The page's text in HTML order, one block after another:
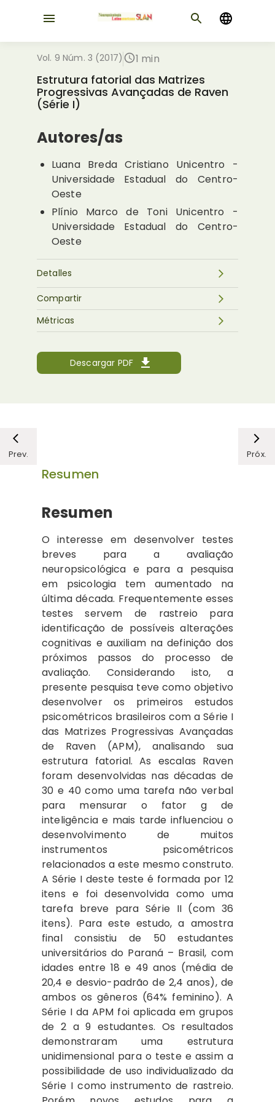
Vol. 9 Núm. 3 (2017) 1 min
Estrutura fatorial das Matrizes
Progressivas Avançadas de Raven
(Série I)
Autores/as
Luana Breda Cristiano Unicentro -
Universidade Estadual do Centro-
Oeste
Plínio Marco de Toni Unicentro -
Universidade Estadual do Centro-
Oeste
Detalles
Descargar PDF
Métricas
Compartir
Prev. Próx.
Resumen
Resumen
O interesse em desenvolver testes
breves para a avaliação
neuropsicológica e para a pesquisa
em psicologia tem aumentado na
última década. Frequentemente esses
testes servem de rastreio para
identificação de possíveis alterações
cognitivas e auxiliam na definição dos
próximos passos do processo de
avaliação. Considerando isto, a
presente pesquisa teve como objetivo
desenvolver os primeiros estudos
psicométricos brasileiros com a Série I
das Matrizes Progressivas Avançadas
de Raven (APM), analisando sua
estrutura fatorial. As escalas Raven
foram desenvolvidas nas décadas de
30 e 40 como uma tarefa não verbal
para mensurar o fator g de
inteligência e mais tarde influenciou o
desenvolvimento de muitos
instrumentos psicométricos
relacionados a este mesmo construto.
A Série I deste teste é formada por 12
itens e foi desenvolvida como uma
tarefa breve para Série II (com 36
itens). Para este estudo, a amostra
final consistiu de 50 estudantes
universitários do Paraná – Brasil, com
idades entre 18 e 49 anos (média de
20,4 e desvio-padrão de 2,4 anos), de
ambos os gêneros (64% feminino). A
Série I da APM foi aplicada em grupos
de 2 a 9 estudantes. Os resultados
demonstraram uma estrutura
unidimensional para o teste e assim a
possibilidade de uso individualizado da
Série I como instrumento de rastreio.